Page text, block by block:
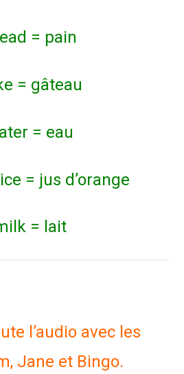
= pain
= gâteau
= eau
= jus d’orange
= lait
l’audio avec les
Jane et Bingo.